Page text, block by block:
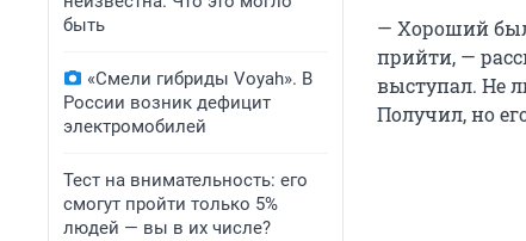
быть
«Смели гибриды Voyah». В
России возник дефицит
электромобилей
Тест на внимательность: его
смогут пройти только 5%
людей — вы в их числе?
— Хороший
прийти, —
выступал. Не
Получил, но